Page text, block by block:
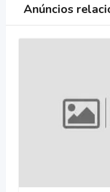
Anúncios